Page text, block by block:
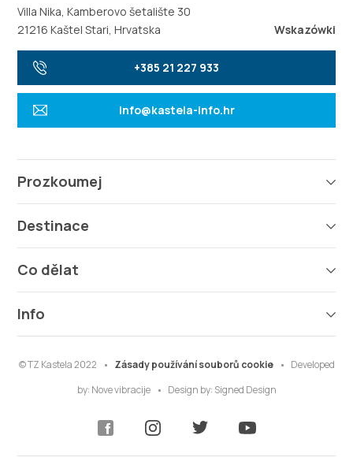
Villa Nika, Kamberovo šetalište 30
21216 Kaštel Stari, Hrvatska
Wskazówki
+385 21 227 933
info@kastela-info.hr
Prozkoumej
Destinace
Co dělat
Info
© TZ Kastela 2022 Zásady používání souborů cookie
Developed
by: Nove vibracije Design by: Signed Design